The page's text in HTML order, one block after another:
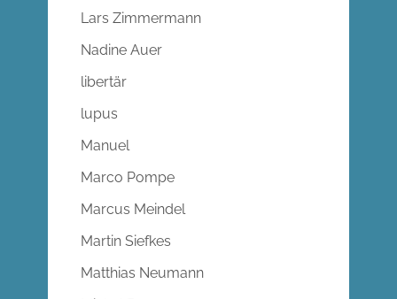
Lars Zimmermann
Nadine Auer
libertär
lupus
Manuel
Marco Pompe
Marcus Meindel
Martin Siefkes
Matthias Neumann